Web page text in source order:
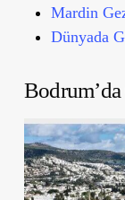
Mardin
Dünyada